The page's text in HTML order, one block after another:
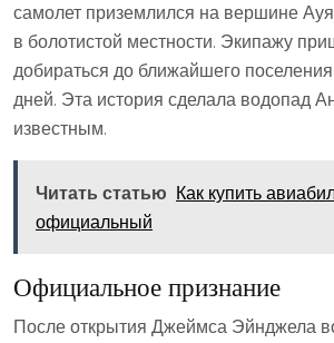
самолет приземлился на вершине
в болотистой местности. Экипажу
добираться до ближайшего поселения,
дней. Эта история сделала водопад
известным.
Читать статью Как купить
официальный
Официальное признание
После открытия Джеймса Эйнджела